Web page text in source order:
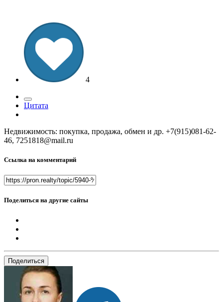
4
Цитата
Недвижимость: покупка, продажа, обмен и др. +7(915)081-62-
46, 7251818@mail.ru
Ссылка на комментарий
Поделиться на другие сайты
Поделиться